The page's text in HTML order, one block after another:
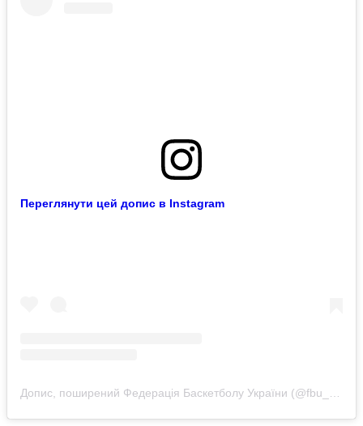
Переглянути цей допис в Instagram